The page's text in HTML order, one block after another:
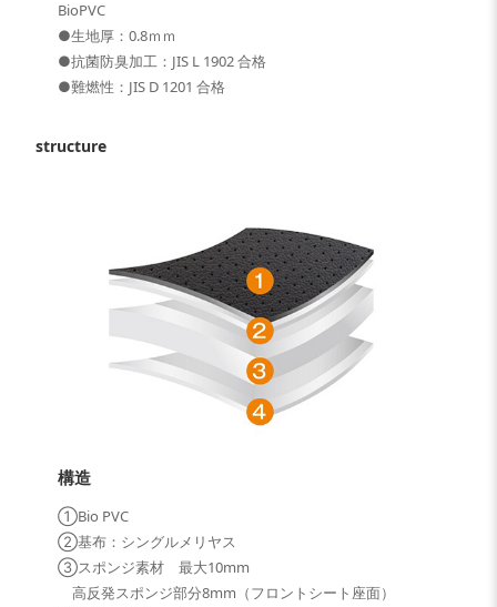
BioPVC
●生地厚：0.8ｍｍ
●抗菌防臭加工：JIS L 1902 合格
●難燃性：JIS D 1201 合格
structure
構造
①Bio PVC
②基布：シングルメリヤス
③スポンジ素材 最大10mm
高反発スポンジ部分8mm（フロントシート座面）